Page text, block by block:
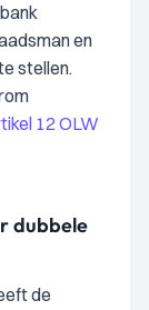
en
stellen.
12 OLW
dubbele
de